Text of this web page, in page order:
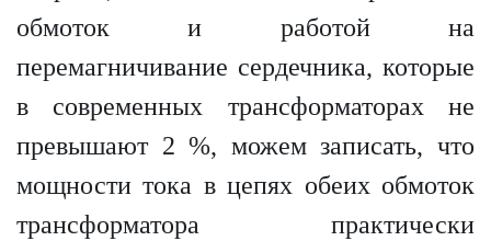
обмоток и работой на
перемагничивание сердечника, которые
в современных трансформаторах не
превышают 2 %, можем записать, что
мощности тока в цепях обеих обмоток
трансформатора практически